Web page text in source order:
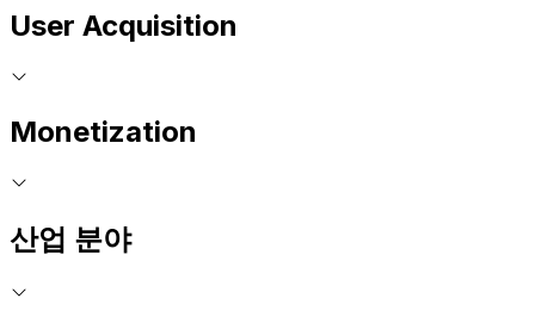
User Acquisition
Monetization
산업 분야